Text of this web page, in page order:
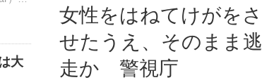
大
女性をはねてけがをさ
せたうえ、そのまま逃
走か 警視庁